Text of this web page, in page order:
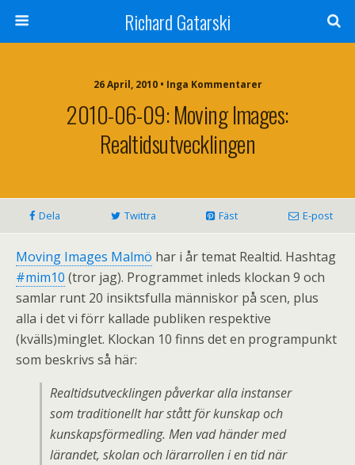
Richard Gatarski
26 April, 2010 • Inga Kommentarer
2010-06-09: Moving Images:
Realtidsutvecklingen
Dela Twittra Fäst E-post
Moving Images Malmö har i år temat Realtid. Hashtag
#mim10 (tror jag). Programmet inleds klockan 9 och
samlar runt 20 insiktsfulla människor på scen, plus
alla i det vi förr kallade publiken respektive
(kvälls)minglet. Klockan 10 finns det en programpunkt
som beskrivs så här:
Realtidsutvecklingen påverkar alla instanser
som traditionellt har stått för kunskap och
kunskapsförmedling. Men vad händer med
lärandet, skolan och lärarrollen i en tid när